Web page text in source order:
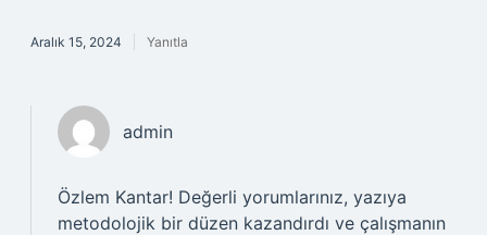
Aralık 15, 2024 Yanıtla
admin
Özlem Kantar! Değerli yorumlarınız, yazıya
metodolojik bir düzen kazandırdı ve çalışmanın